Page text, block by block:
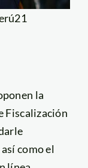
la
Fiscalización
como el